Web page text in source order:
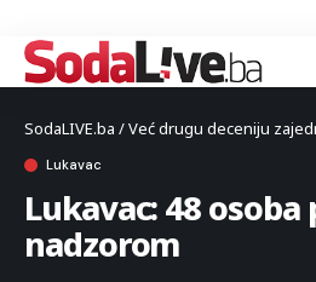
SodaLIVE.ba / Već drugu deceniju
Lukavac
Lukavac: 48 osoba
nadzorom